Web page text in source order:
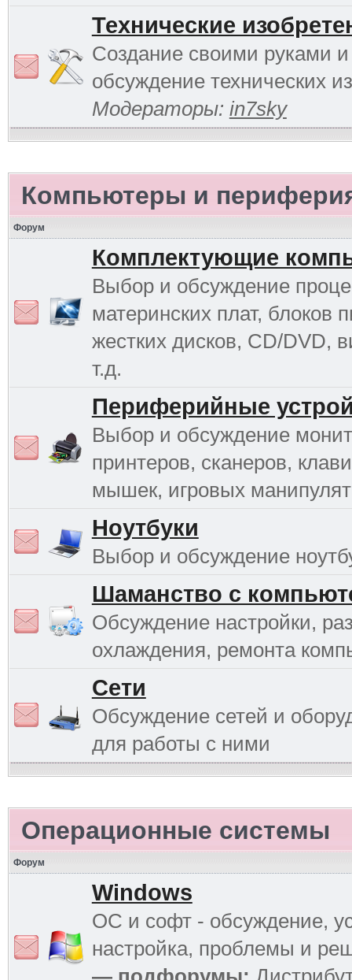
Технические
Создание своими руками и
обсуждение технических
Модераторы: in7sky
Компьютеры и
Форум
Комплектующие
Выбор и обсуждение
материнских плат, блоков
жестких дисков, CD/DVD,
т.д.
Периферийные
Выбор и обсуждение
принтеров, сканеров,
мышек, игровых
Ноутбуки
Выбор и обсуждение
Шаманство с
Обсуждение настройки,
охлаждения, ремонта
Сети
Обсуждение сетей и
для работы с ними
Операционные системы
Форум
Windows
ОС и софт - обсуждение,
настройка, проблемы и